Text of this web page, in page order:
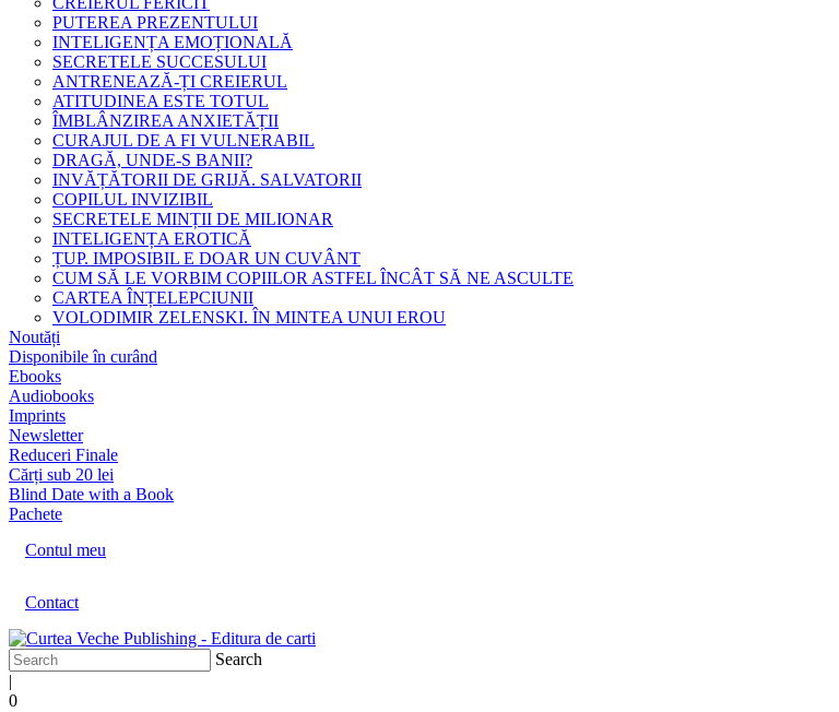
PUTEREA PREZENTULUI
INTELIGENȚA EMOȚIONALĂ
SECRETELE SUCCESULUI
ANTRENEAZĂ-ȚI CREIERUL
ATITUDINEA ESTE TOTUL
ÎMBLÂNZIREA ANXIETĂȚII
CURAJUL DE A FI VULNERABIL
DRAGĂ, UNDE-S BANII?
INVĂȚĂTORII DE GRIJĂ. SALVATORII
COPILUL INVIZIBIL
SECRETELE MINȚII DE MILIONAR
INTELIGENȚA EROTICĂ
ȚUP. IMPOSIBIL E DOAR UN CUVÂNT
CUM SĂ LE VORBIM COPIILOR ASTFEL ÎNCÂT SĂ NE ASCULTE
CARTEA ÎNȚELEPCIUNII
VOLODIMIR ZELENSKI. ÎN MINTEA UNUI EROU
Noutăți
Disponibile în curând
Ebooks
Audiobooks
Imprints
Newsletter
Reduceri Finale
Cărți sub 20 lei
Blind Date with a Book
Pachete
Contul meu
Contact
Search
|
0